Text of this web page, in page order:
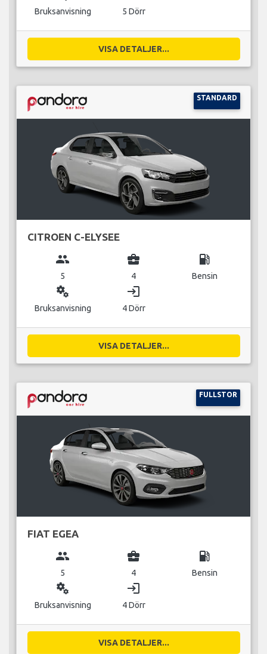
Bruksanvisning 5 Dörr
VISA DETALJER...
STANDARD
CITROEN C-ELYSEE
group
5
business_center
4
local_gas_station
Bensin
miscellaneous_services
Bruksanvisning
login
4 Dörr
VISA DETALJER...
FULLSTOR
FIAT EGEA
group
5
business_center
4
local_gas_station
Bensin
miscellaneous_services
Bruksanvisning
login
4 Dörr
VISA DETALJER...